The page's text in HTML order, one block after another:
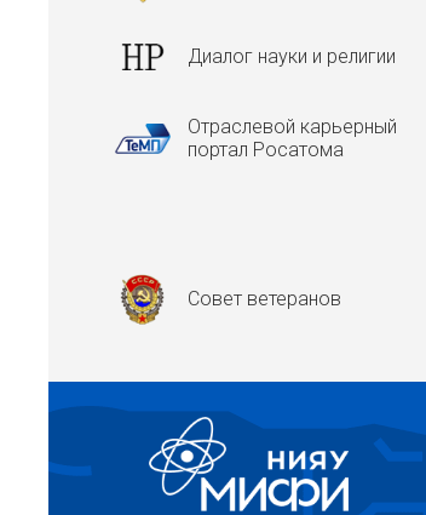
Диалог науки и религии
Отраслевой карьерный
портал Росатома
Совет ветеранов